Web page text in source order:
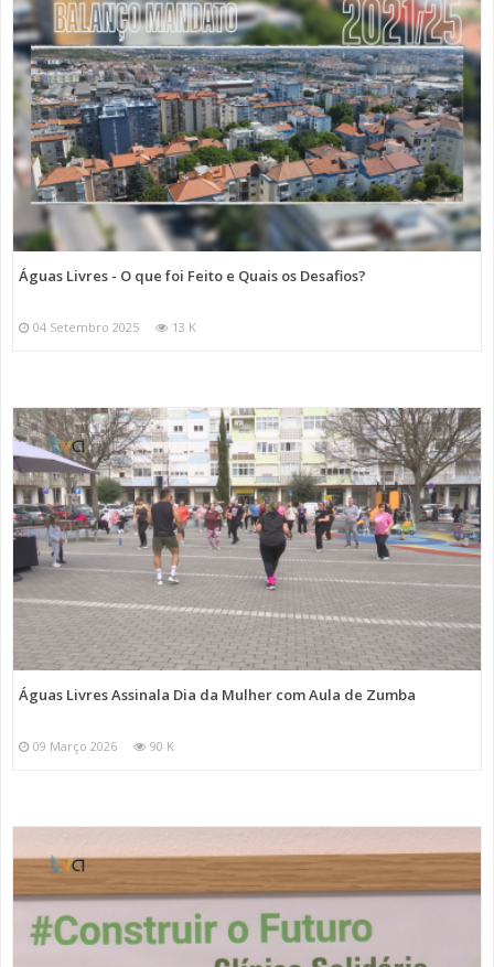
Águas Livres - O que foi Feito e Quais os Desafios?
04 Setembro 2025 13 K
Águas Livres Assinala Dia da Mulher com Aula de Zumba
09 Março 2026 90 K